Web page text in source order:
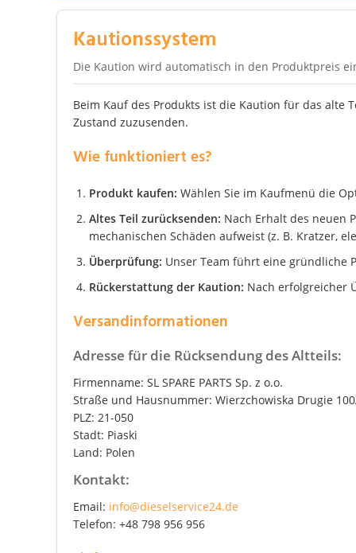
Kautionssystem
Die Kaution wird automatisch in den Produktpreis
Beim Kauf des Produkts ist die Kaution für das alte
Zustand zuzusenden.
Wie funktioniert es?
Produkt kaufen: Wählen Sie im Kaufmenü die
Altes Teil zurücksenden: Nach Erhalt des neuen
mechanischen Schäden aufweist (z. B. Kratzer,
Überprüfung: Unser Team führt eine gründliche
Rückerstattung der Kaution: Nach erfolgreicher
Versandinformationen
Adresse für die Rücksendung des Altteils:
Firmenname: SL SPARE PARTS Sp. z o.o.
Straße und Hausnummer: Wierzchowiska Drugie
PLZ: 21-050
Stadt: Piaski
Land: Polen
Kontakt:
Email: info@dieselservice24.de
Telefon: +48 798 956 956